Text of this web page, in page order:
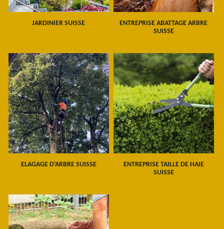
JARDINIER SUISSE
ENTREPRISE ABATTAGE ARBRE
SUISSE
ELAGAGE D'ARBRE SUISSE
ENTREPRISE TAILLE DE HAIE
SUISSE